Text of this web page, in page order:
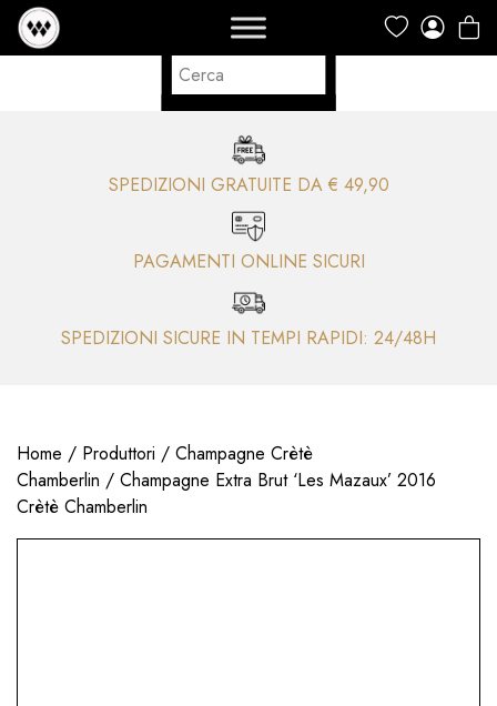
SPEDIZIONI GRATUITE DA € 49,90
PAGAMENTI ONLINE SICURI
SPEDIZIONI SICURE IN TEMPI RAPIDI: 24/48H
Home / Produttori / Champagne Crètè
Chamberlin / Champagne Extra Brut ‘Les Mazaux’ 2016
Crètè Chamberlin